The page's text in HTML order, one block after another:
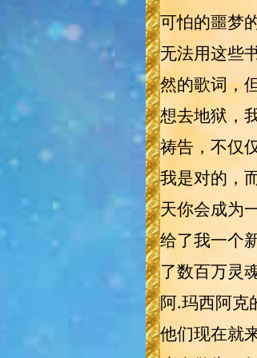
可怕的噩梦
无法用这些
然的歌词，
想去地狱，
祷告，不仅
我是对的，
天你会成为
给了我一个
了数百万灵
阿.玛西阿克
他们现在就